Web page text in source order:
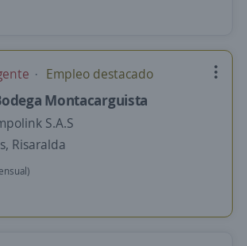
Empleo destacado
Montacarguista
S.A.S
Risaralda